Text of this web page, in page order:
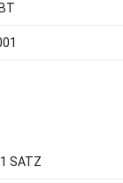
1 SATZ